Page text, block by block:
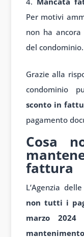
Per motivi
non ha
del condominio.
Grazie alla
condominio
sconto in
pagamento
Cosa
fattura
L’Agenzia
non tutti i
marzo